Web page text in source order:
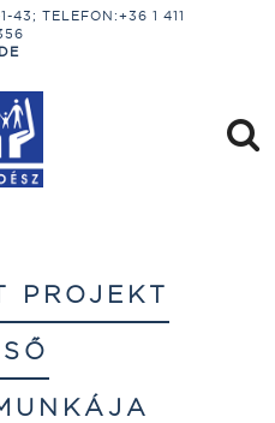
TELEFON:+36 1 411
DE
PROJEKT